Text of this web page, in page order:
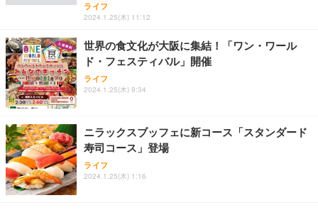
ライフ
2024.1.25(木) 11:12
世界の食文化が大阪に集結！「ワン・ワール
ド・フェスティバル」開催
ライフ
2024.1.25(木) 9:34
ニラックスブッフェに新コース「スタンダード
寿司コース」登場
ライフ
2024.1.25(木) 1:16